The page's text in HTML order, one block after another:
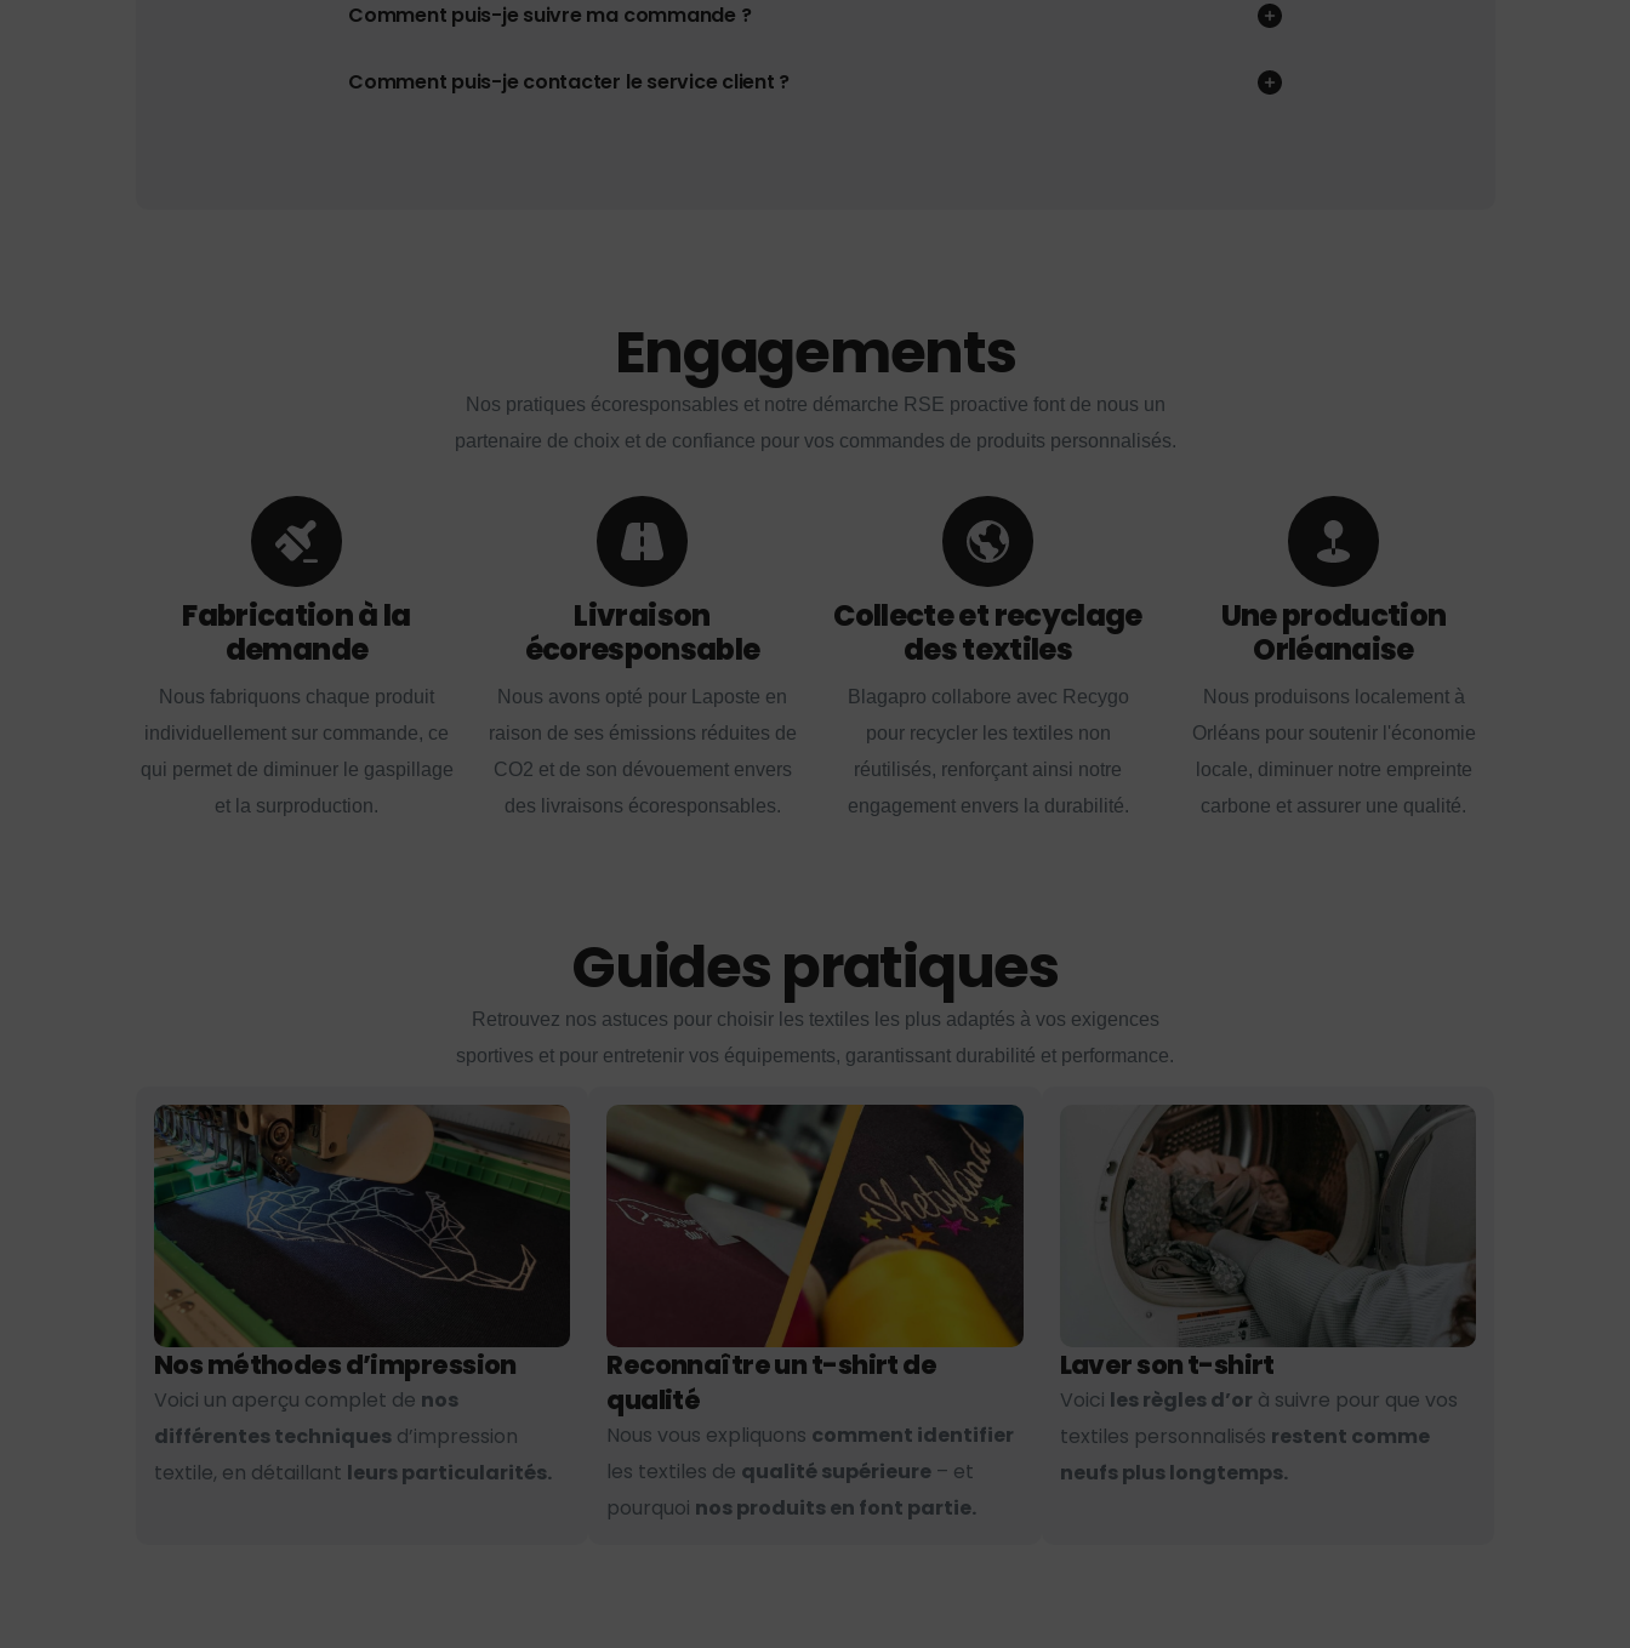
Comment puis-je suivre ma commande ?
Comment puis-je contacter le service client ?
Engagements
Nos pratiques écoresponsables et notre démarche RSE proactive font de nous un
partenaire de choix et de confiance pour vos commandes de produits personnalisés.
Fabrication à la
demande
Nous fabriquons chaque produit
individuellement sur commande, ce
qui permet de diminuer le gaspillage
et la surproduction.
Livraison
écoresponsable
Nous avons opté pour Laposte en
raison de ses émissions réduites de
CO2 et de son dévouement envers
des livraisons écoresponsables.
Collecte et recyclage
des textiles
Blagapro collabore avec Recygo
pour recycler les textiles non
réutilisés, renforçant ainsi notre
engagement envers la durabilité.
Une production
Orléanaise
Nous produisons localement à
Orléans pour soutenir l'économie
locale, diminuer notre empreinte
carbone et assurer une qualité.
Guides pratiques
Retrouvez nos astuces pour choisir les textiles les plus adaptés à vos exigences
sportives et pour entretenir vos équipements, garantissant durabilité et performance.
Nos méthodes d’impression
Voici un aperçu complet de nos
différentes techniques d’impression
textile, en détaillant leurs particularités.
Reconnaître un t-shirt de
qualité
Nous vous expliquons comment identifier
les textiles de qualité supérieure – et
pourquoi nos produits en font partie.
Laver son t-shirt
Voici les règles d’or à suivre pour que vos
textiles personnalisés restent comme
neufs plus longtemps.